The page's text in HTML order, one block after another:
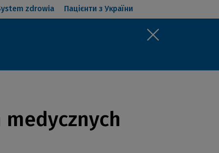
zdrowia
Пацієнти з України